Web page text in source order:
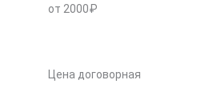
от 2000₽
Цена договорная